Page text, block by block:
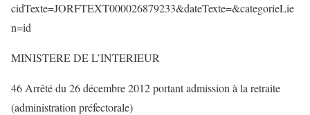
cidTexte=JORFTEXT000026879233&dateTexte=&categorieLie
n=id
MINISTERE DE L’INTERIEUR
46 Arrêté du 26 décembre 2012 portant admission à la retraite
(administration préfectorale)